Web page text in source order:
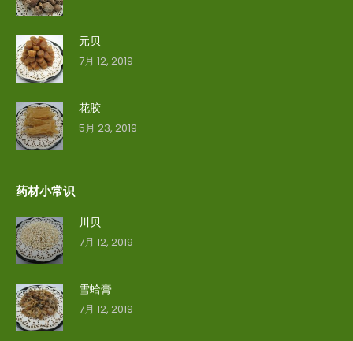
元贝
7月 12, 2019
花胶
5月 23, 2019
药材小常识
川贝
7月 12, 2019
雪蛤膏
7月 12, 2019